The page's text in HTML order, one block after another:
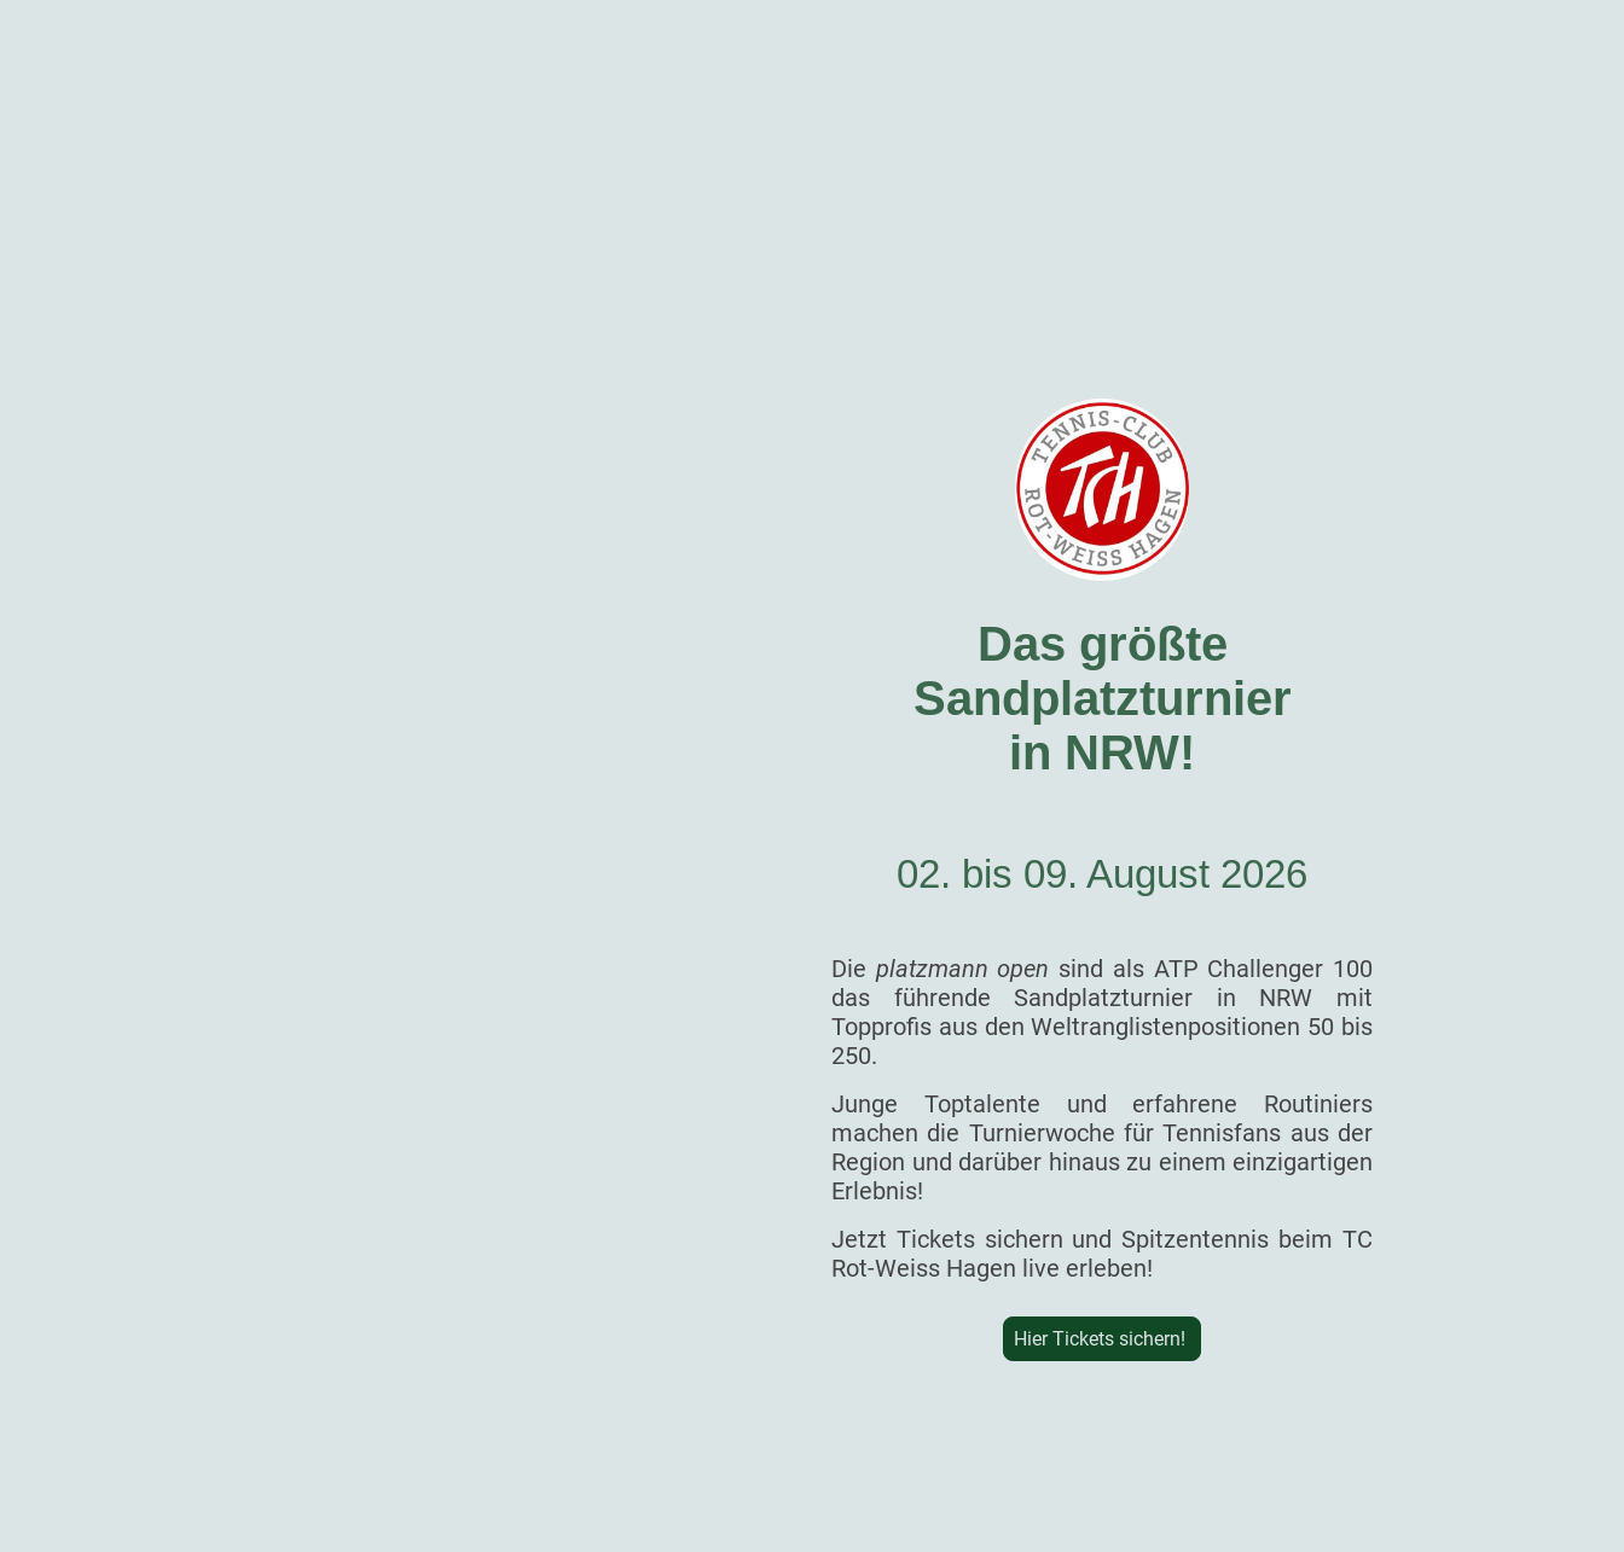
Das größte
Sandplatzturnier
in NRW!
02. bis 09. August 2026
Die platzmann open sind als ATP Challenger 100
das führende Sandplatzturnier in NRW mit
Topprofis aus den Weltranglistenpositionen 50 bis
250.
Junge Toptalente und erfahrene Routiniers
machen die Turnierwoche für Tennisfans aus der
Region und darüber hinaus zu einem einzigartigen
Erlebnis!
Jetzt Tickets sichern und Spitzentennis beim TC
Rot-Weiss Hagen live erleben!
Hier Tickets sichern!